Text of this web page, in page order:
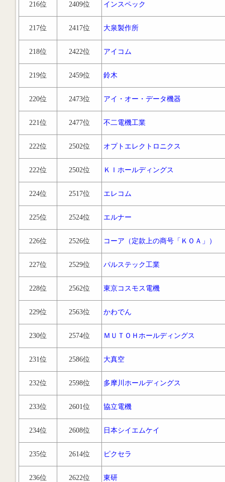
216位 2409位 インスペック
217位 2417位 大泉製作所
218位 2422位 アイコム
219位 2459位 鈴木
220位 2473位 アイ・オー・データ機器
221位 2477位 不二電機工業
222位 2502位 オプトエレクトロニクス
222位 2502位 ＫＩホールディングス
224位 2517位 エレコム
225位 2524位 エルナー
226位 2526位 コーア（定款上の商号「ＫＯＡ」）
227位 2529位 パルステック工業
228位 2562位 東京コスモス電機
229位 2563位 かわでん
230位 2574位 ＭＵＴＯＨホールディングス
231位 2586位 大真空
232位 2598位 多摩川ホールディングス
233位 2601位 協立電機
234位 2608位 日本シイエムケイ
235位 2614位 ピクセラ
236位 2622位 東研